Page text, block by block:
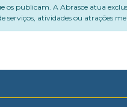
os publicam. A Abrasce atua
atividades ou atrações